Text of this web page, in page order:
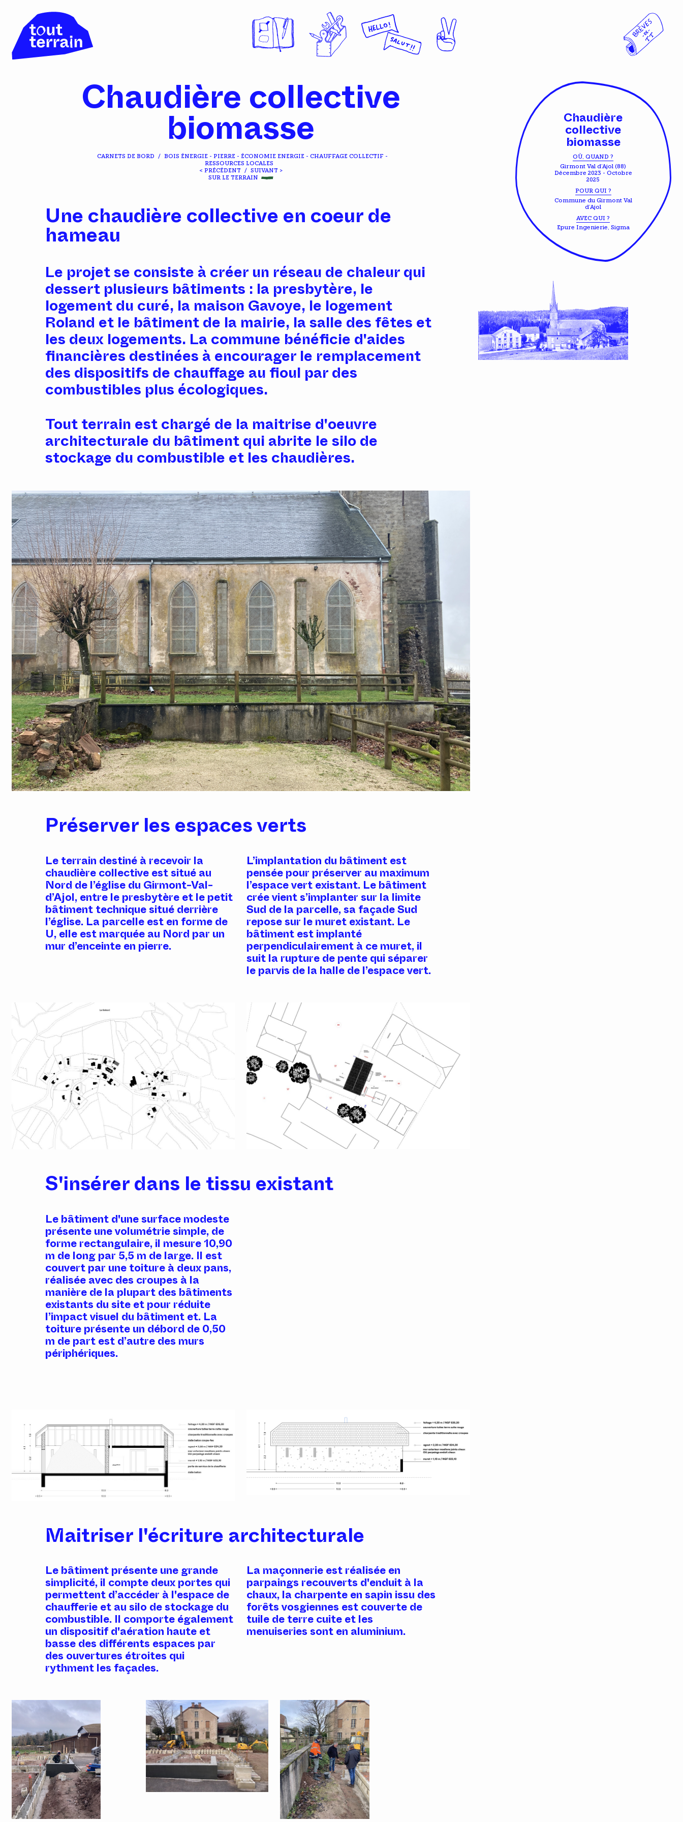
Chaudière collective
biomasse
CARNETS DE BORD /
BOIS ÉNERGIE - PIERRE - ÉCONOMIE ENERGIE - CHAUFFAGE COLLECTIF -
RESSOURCES LOCALES
< PRÉCÉDENT
/ SUIVANT >
SUR LE TERRAIN
Une chaudière collective en coeur de
hameau
Le projet se consiste à créer un réseau de chaleur qui
dessert plusieurs bâtiments : la presbytère, le
logement du curé, la maison Gavoye, le logement
Roland et le bâtiment de la mairie, la salle des fêtes et
les deux logements. La commune bénéficie d'aides
financières destinées à encourager le remplacement
des dispositifs de chauffage au fioul par des
combustibles plus écologiques.
Tout terrain est chargé de la maitrise d'oeuvre
architecturale du bâtiment qui abrite le silo de
stockage du combustible et les chaudières.
Préserver les espaces verts
Le terrain destiné à recevoir la
chaudière collective est situé au
Nord de l’église du Girmont-Val-
d’Ajol, entre le presbytère et le petit
bâtiment technique situé derrière
l’église. La parcelle est en forme de
U, elle est marquée au Nord par un
mur d’enceinte en pierre.
L’implantation du bâtiment est
pensée pour préserver au maximum
l’espace vert existant. Le bâtiment
crée vient s’implanter sur la limite
Sud de la parcelle, sa façade Sud
repose sur le muret existant. Le
bâtiment est implanté
perpendiculairement à ce muret, il
suit la rupture de pente qui séparer
le parvis de la halle de l’espace vert.
S'insérer dans le tissu existant
Le bâtiment d'une surface modeste
présente une volumétrie simple, de
forme rectangulaire, il mesure 10,90
m de long par 5,5 m de large. Il est
couvert par une toiture à deux pans,
réalisée avec des croupes à la
manière de la plupart des bâtiments
existants du site et pour réduite
l’impact visuel du bâtiment et. La
toiture présente un débord de 0,50
m de part est d’autre des murs
périphériques.
Maitriser l'écriture architecturale
Le bâtiment présente une grande
simplicité, il compte deux portes qui
permettent d’accéder à l'espace de
chaufferie et au silo de stockage du
combustible. Il comporte également
un dispositif d'aération haute et
basse des différents espaces par
des ouvertures étroites qui
rythment les façades.
La maçonnerie est réalisée en
parpaings recouverts d'enduit à la
chaux, la charpente en sapin issu des
forêts vosgiennes est couverte de
tuile de terre cuite et les
menuiseries sont en aluminium.
Chaudière
collective
biomasse
OÙ, QUAND ?
Girmont Val d'Ajol (88)
Décembre 2023 - Octobre
2025
POUR QUI ?
Commune du Girmont Val
d'Ajol
AVEC QUI ?
Epure Ingenierie, Sigma